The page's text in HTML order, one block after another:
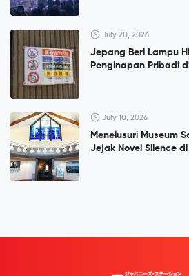
July 20, 2026
Jepang Beri Lampu
Penginapan Pribadi
July 10, 2026
Menelusuri Museum
Jejak Novel Silence